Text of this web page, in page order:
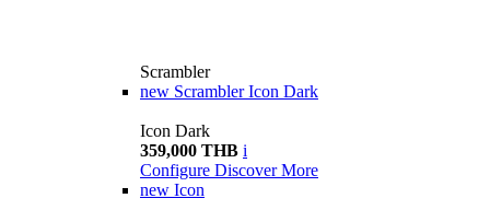
Scrambler
new Scrambler Icon Dark
Icon Dark
359,000 THB i
Configure Discover More
new Icon